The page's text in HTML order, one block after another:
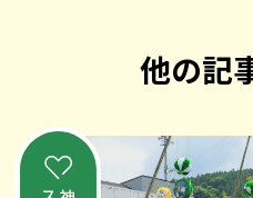
他の記